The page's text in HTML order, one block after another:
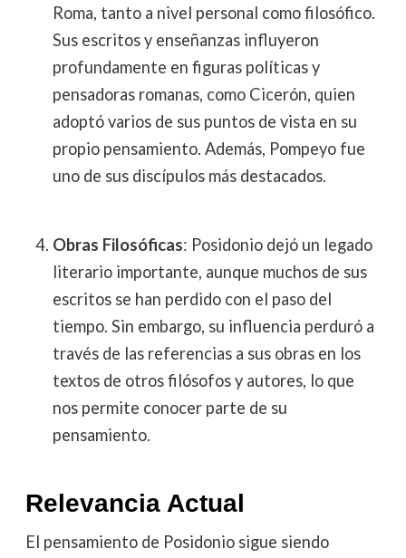
Roma, tanto a nivel personal como filosófico.
Sus escritos y enseñanzas influyeron
profundamente en figuras políticas y
pensadoras romanas, como Cicerón, quien
adoptó varios de sus puntos de vista en su
propio pensamiento. Además, Pompeyo fue
uno de sus discípulos más destacados.
Obras Filosóficas: Posidonio dejó un legado
literario importante, aunque muchos de sus
escritos se han perdido con el paso del
tiempo. Sin embargo, su influencia perduró a
través de las referencias a sus obras en los
textos de otros filósofos y autores, lo que
nos permite conocer parte de su
pensamiento.
Relevancia Actual
El pensamiento de Posidonio sigue siendo